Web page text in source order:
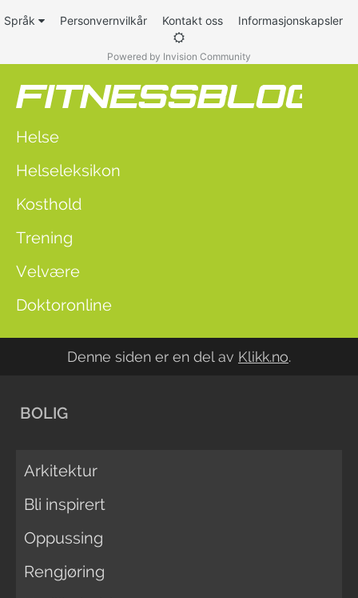
Språk Personvernvilkår Kontakt oss Informasjonskapsler
Powered by Invision Community
Helse
Helseleksikon
Kosthold
Trening
Velvære
Doktoronline
Denne siden er en del av Klikk.no.
BOLIG
Arkitektur
Bli inspirert
Oppussing
Rengjøring